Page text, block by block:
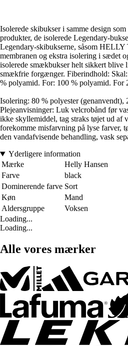
Isolerede skibukser i samme design
produkter, de isolerede Legendary-
Legendary-skibukserne, såsom
membranen og ekstra isolering i sædet
isolerede smækbukser helt sikkert blive
smækfrie forgænger. Fiberindhold:
% polyamid. For: 100 % polyamid. For
Isolering: 80 % polyester (genanvendt),
Plejeanvisninger: Luk velcrobånd før
ikke skyllemiddel, tag straks tøjet ud af
forekomme misfarvning på lyse farver,
den vandafvisende behandling, vask
Yderligere information
Mærke
Helly Hansen
Farve
black
Dominerende farve Sort
Køn
Mand
Aldersgruppe
Voksen
Loading...
Loading...
Alle vores mærker